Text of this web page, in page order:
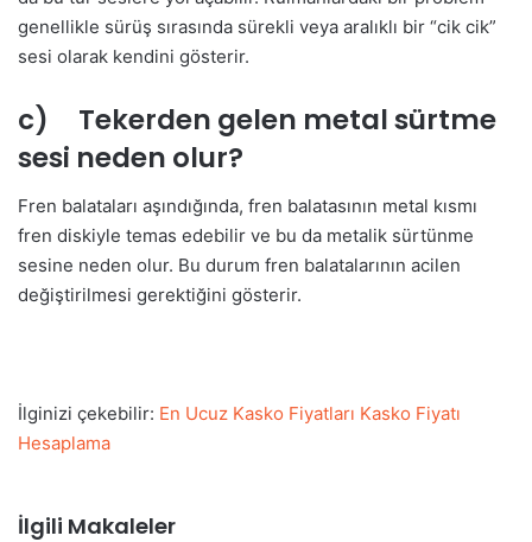
genellikle sürüş sırasında sürekli veya aralıklı bir “cik cik”
sesi olarak kendini gösterir.
c) Tekerden gelen metal sürtme
sesi neden olur?
Fren balataları aşındığında, fren balatasının metal kısmı
fren diskiyle temas edebilir ve bu da metalik sürtünme
sesine neden olur. Bu durum fren balatalarının acilen
değiştirilmesi gerektiğini gösterir.
İlginizi çekebilir: En Ucuz Kasko Fiyatları Kasko Fiyatı
Hesaplama
İlgili Makaleler